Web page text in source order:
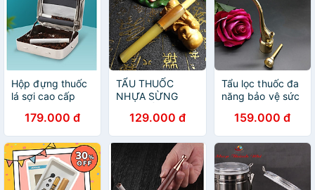
Hộp đựng thuốc
lá sợi cao cấp
179.000 đ
TẨU THUỐC
NHỰA SỪNG
LỌC THUỐC BẢO
VỆ SỨC KHỎE
129.000 đ
Tẩu lọc thuốc đa
năng bảo vệ sức
159.000 đ